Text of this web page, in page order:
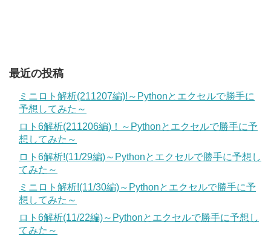
最近の投稿
ミニロト解析(211207編)!～Pythonとエクセルで勝手に
予想してみた～
ロト6解析(211206編)！～Pythonとエクセルで勝手に予
想してみた～
ロト6解析!(11/29編)～Pythonとエクセルで勝手に予想し
てみた～
ミニロト解析!(11/30編)～Pythonとエクセルで勝手に予
想してみた～
ロト6解析(11/22編)～Pythonとエクセルで勝手に予想し
てみた～